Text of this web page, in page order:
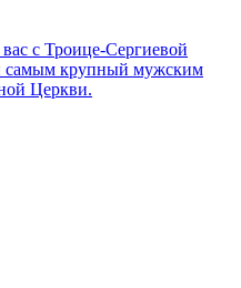
с Троице-Сергиевой
самым крупный мужским
Церкви.